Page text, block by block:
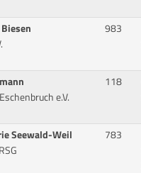
983
e.V.
118
Seewald-Weil
783